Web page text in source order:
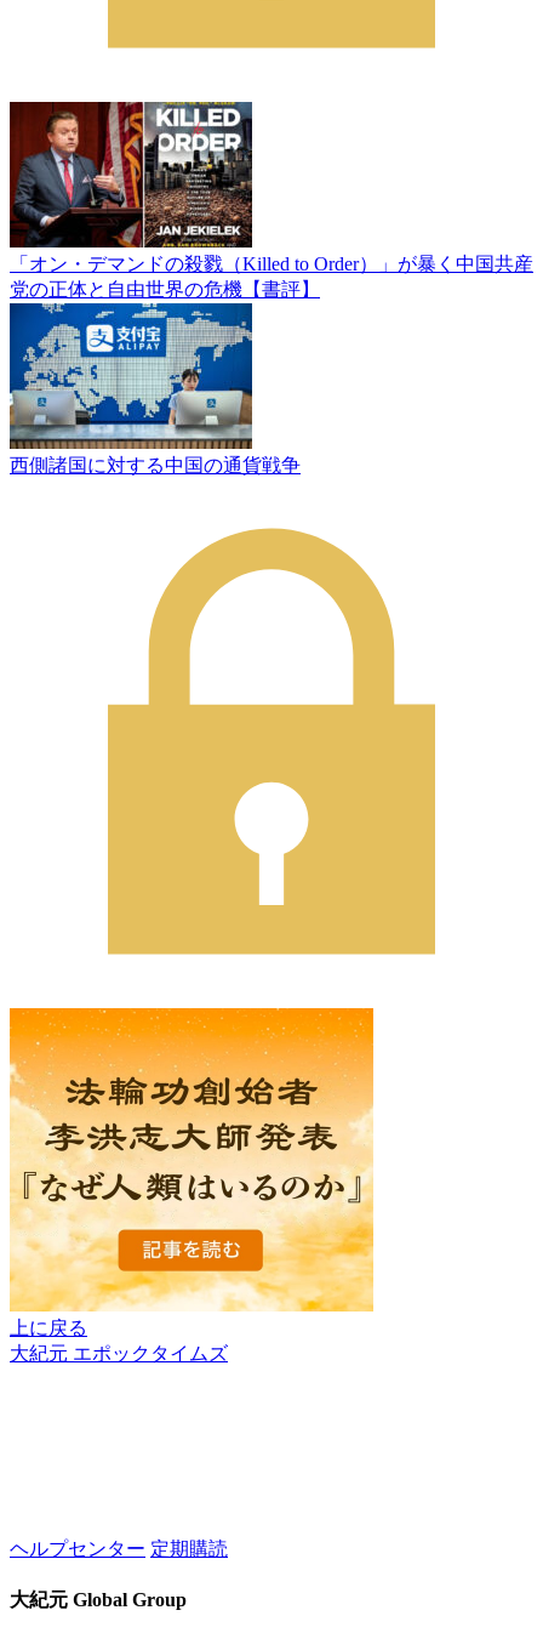
「オン・デマンドの殺戮（Killed to Order）」が暴く中国共産
党の正体と自由世界の危機【書評】
西側諸国に対する中国の通貨戦争
上に戻る
大紀元 エポックタイムズ
ヘルプセンター 定期購読
大紀元 Global Group